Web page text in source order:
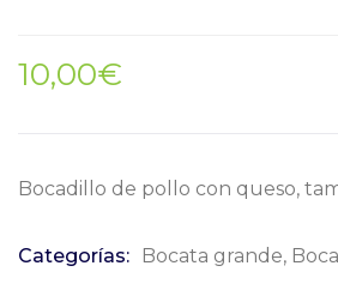
10,00€
Bocadillo de pollo con queso,
Categorías: Bocata grande,